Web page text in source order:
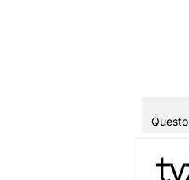
al